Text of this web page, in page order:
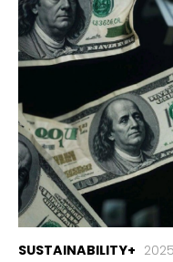
SUSTAINABILITY+